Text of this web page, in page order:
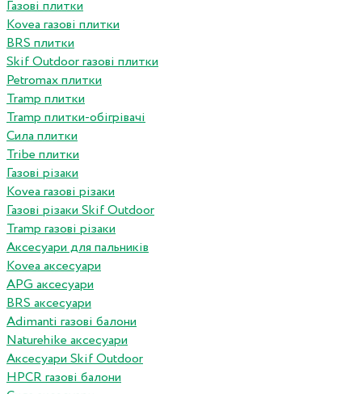
Газові плитки
Kovea газові плитки
BRS плитки
Skif Outdoor газові плитки
Petromax плитки
Tramp плитки
Tramp плитки-обігрівачі
Сила плитки
Tribe плитки
Газові різаки
Kovea газові різаки
Газові різаки Skif Outdoor
Tramp газові різаки
Аксесуари для пальників
Kovea аксесуари
APG аксесуари
BRS аксесуари
Adimanti газові балони
Naturehike аксесуари
Аксесуари Skif Outdoor
HPCR газові балони